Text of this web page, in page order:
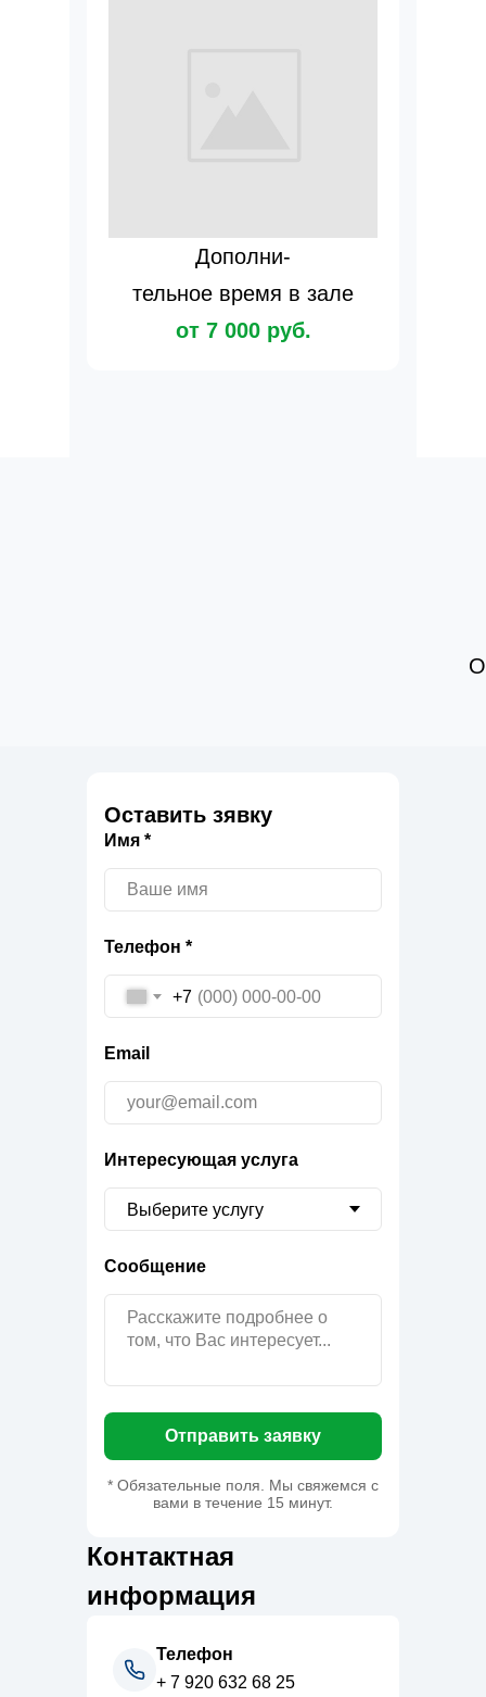
Дополни-
тельное время в зале
от 7 000 руб.
Оставить зявку
Имя *
Телефон *
+7
Email
Интересующая услуга
Сообщение
Отправить заявку
* Обязательные поля. Мы свяжемся с
вами в течение 15 минут.
Контактная
информация
Телефон
+ 7 920 632 68 25